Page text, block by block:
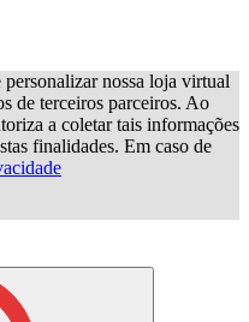
nossa loja virtual
de terceiros parceiros. Ao
a coletar tais informações
finalidades. Em caso de